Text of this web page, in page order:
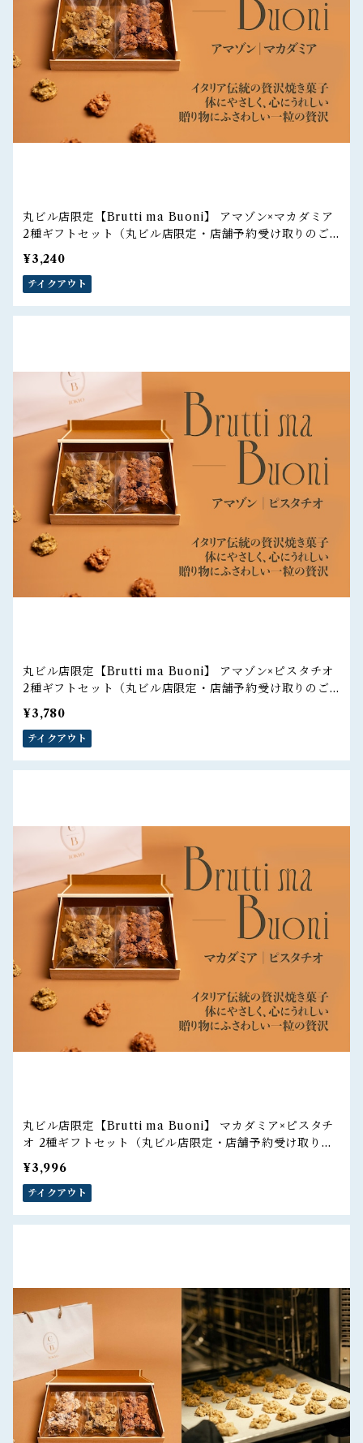
丸ビル店限定【Brutti ma Buoni】 アマゾン×マカダミア
2種ギフトセット（丸ビル店限定・店舗予約受け取りのご
注文）
¥3,240
テイクアウト
丸ビル店限定【Brutti ma Buoni】 アマゾン×ピスタチオ
2種ギフトセット（丸ビル店限定・店舗予約受け取りのご
注文）
¥3,780
テイクアウト
丸ビル店限定【Brutti ma Buoni】 マカダミア×ピスタチ
オ 2種ギフトセット（丸ビル店限定・店舗予約受け取りの
ご注文）
¥3,996
テイクアウト